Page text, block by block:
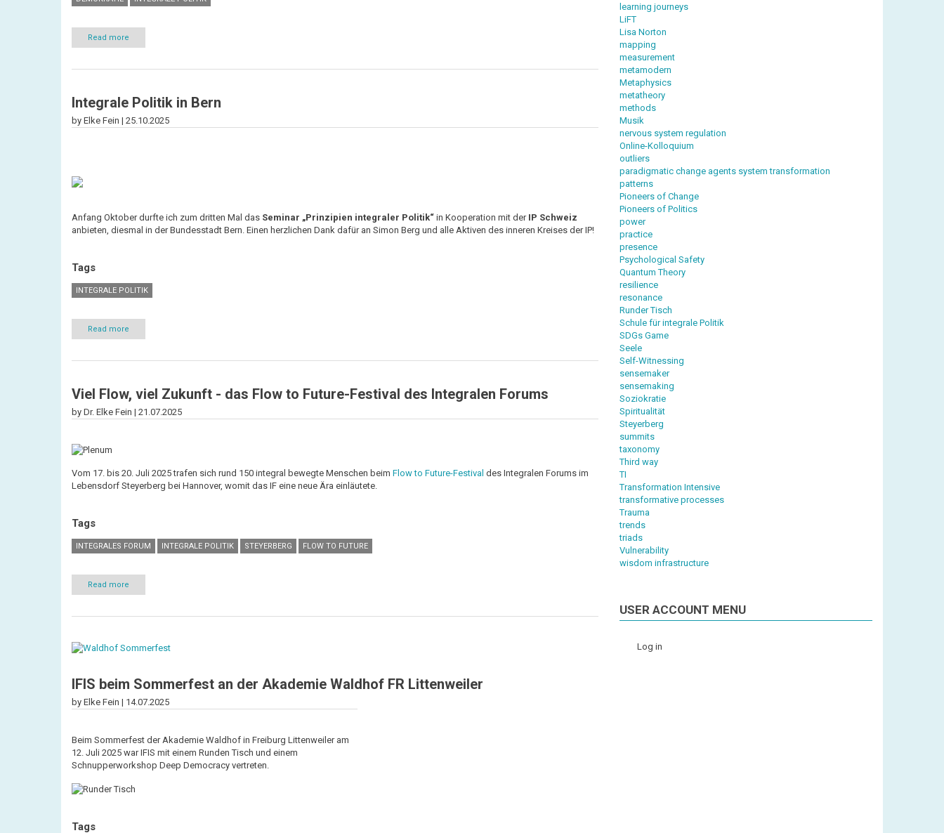
Read more
Szenen
Untergang
aus
Integrale Politik in Bern
by Elke Fein | 25.10.2025
Anfang Oktober durfte ich zum dritten Mal das Seminar „Prinzipien integraler Politik“ in Kooperation mit der IP Schweiz
anbieten, diesmal in der Bundesstadt Bern. Einen herzlichen Dank dafür an Simon Berg und alle Aktiven des inneren Kreises der IP!
Tags
INTEGRALE POLITIK
Read more
Integrale
in
Viel Flow, viel Zukunft - das Flow to Future-Festival des Integralen Forums
by Dr. Elke Fein | 21.07.2025
Vom 17. bis 20. Juli 2025 trafen sich rund 150 integral bewegte Menschen beim Flow to Future-Festival des Integralen Forums im
Lebensdorf Steyerberg bei Hannover, womit das IF eine neue Ära einläutete.
Tags
INTEGRALES FORUM INTEGRALE POLITIK STEYERBERG FLOW TO FUTURE
Read more
Viel
viel
das
Future-
Festival
des
Integralen
IFIS beim Sommerfest an der Akademie Waldhof FR Littenweiler
by Elke Fein | 14.07.2025
Beim Sommerfest der Akademie Waldhof in Freiburg Littenweiler am
12. Juli 2025 war IFIS mit einem Runden Tisch und einem
Schnupperworkshop Deep Democracy vertreten.
Tags
learning journeys
LiFT
Lisa Norton
mapping
measurement
metamodern
Metaphysics
metatheory
methods
Musik
nervous system regulation
Online-Kolloquium
outliers
paradigmatic change agents system transformation
patterns
Pioneers of Change
Pioneers of Politics
power
practice
presence
Psychological Safety
Quantum Theory
resilience
resonance
Runder Tisch
Schule für integrale Politik
SDGs Game
Seele
Self-Witnessing
sensemaker
sensemaking
Soziokratie
Spiritualität
Steyerberg
summits
taxonomy
Third way
TI
Transformation Intensive
transformative processes
Trauma
trends
triads
Vulnerability
wisdom infrastructure
USER ACCOUNT MENU
Log in